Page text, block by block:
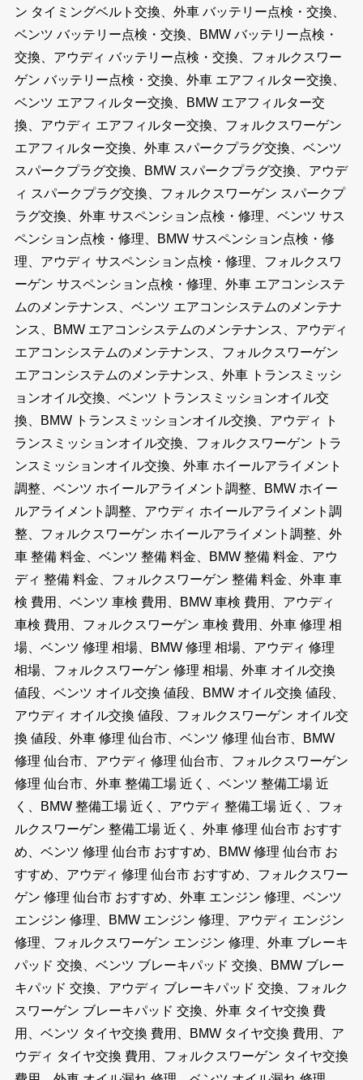
ン タイミングベルト交換、外車 バッテリー点検・交換、
ベンツ バッテリー点検・交換、BMW バッテリー点検・
交換、アウディ バッテリー点検・交換、フォルクスワー
ゲン バッテリー点検・交換、外車 エアフィルター交換、
ベンツ エアフィルター交換、BMW エアフィルター交
換、アウディ エアフィルター交換、フォルクスワーゲン
エアフィルター交換、外車 スパークプラグ交換、ベンツ
スパークプラグ交換、BMW スパークプラグ交換、アウデ
ィ スパークプラグ交換、フォルクスワーゲン スパークプ
ラグ交換、外車 サスペンション点検・修理、ベンツ サス
ペンション点検・修理、BMW サスペンション点検・修
理、アウディ サスペンション点検・修理、フォルクスワ
ーゲン サスペンション点検・修理、外車 エアコンシステ
ムのメンテナンス、ベンツ エアコンシステムのメンテナ
ンス、BMW エアコンシステムのメンテナンス、アウディ
エアコンシステムのメンテナンス、フォルクスワーゲン
エアコンシステムのメンテナンス、外車 トランスミッシ
ョンオイル交換、ベンツ トランスミッションオイル交
換、BMW トランスミッションオイル交換、アウディ ト
ランスミッションオイル交換、フォルクスワーゲン トラ
ンスミッションオイル交換、外車 ホイールアライメント
調整、ベンツ ホイールアライメント調整、BMW ホイー
ルアライメント調整、アウディ ホイールアライメント調
整、フォルクスワーゲン ホイールアライメント調整、外
車 整備 料金、ベンツ 整備 料金、BMW 整備 料金、アウ
ディ 整備 料金、フォルクスワーゲン 整備 料金、外車 車
検 費用、ベンツ 車検 費用、BMW 車検 費用、アウディ
車検 費用、フォルクスワーゲン 車検 費用、外車 修理 相
場、ベンツ 修理 相場、BMW 修理 相場、アウディ 修理
相場、フォルクスワーゲン 修理 相場、外車 オイル交換
値段、ベンツ オイル交換 値段、BMW オイル交換 値段、
アウディ オイル交換 値段、フォルクスワーゲン オイル交
換 値段、外車 修理 仙台市、ベンツ 修理 仙台市、BMW
修理 仙台市、アウディ 修理 仙台市、フォルクスワーゲン
修理 仙台市、外車 整備工場 近く、ベンツ 整備工場 近
く、BMW 整備工場 近く、アウディ 整備工場 近く、フォ
ルクスワーゲン 整備工場 近く、外車 修理 仙台市 おすす
め、ベンツ 修理 仙台市 おすすめ、BMW 修理 仙台市 お
すすめ、アウディ 修理 仙台市 おすすめ、フォルクスワー
ゲン 修理 仙台市 おすすめ、外車 エンジン 修理、ベンツ
エンジン 修理、BMW エンジン 修理、アウディ エンジン
修理、フォルクスワーゲン エンジン 修理、外車 ブレーキ
パッド 交換、ベンツ ブレーキパッド 交換、BMW ブレー
キパッド 交換、アウディ ブレーキパッド 交換、フォルク
スワーゲン ブレーキパッド 交換、外車 タイヤ交換 費
用、ベンツ タイヤ交換 費用、BMW タイヤ交換 費用、ア
ウディ タイヤ交換 費用、フォルクスワーゲン タイヤ交換